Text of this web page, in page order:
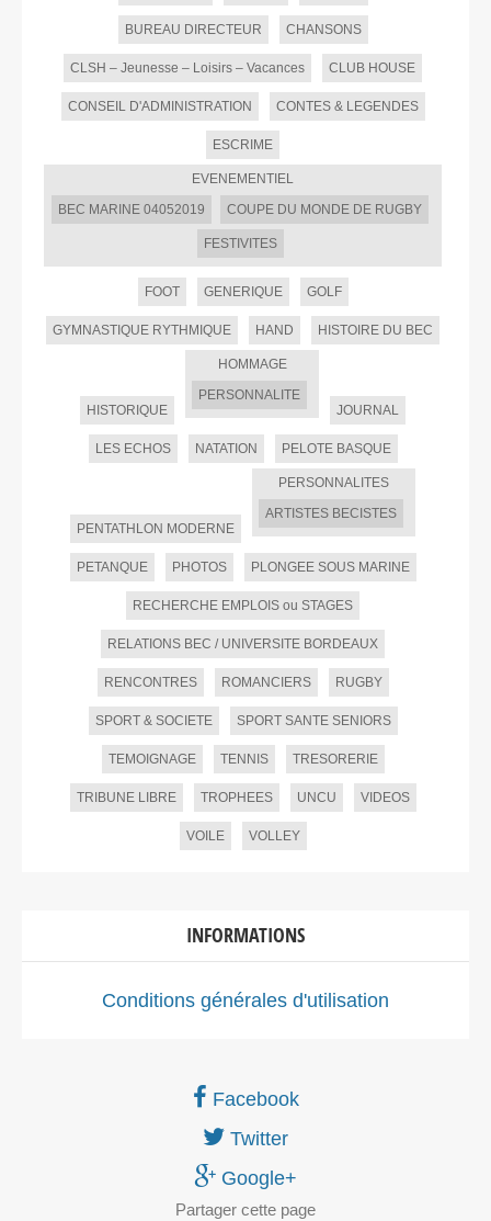
BUREAU DIRECTEUR CHANSONS
CLSH – Jeunesse – Loisirs – Vacances CLUB HOUSE
CONSEIL D'ADMINISTRATION CONTES & LEGENDES
ESCRIME
EVENEMENTIEL
BEC MARINE 04052019
COUPE DU MONDE DE RUGBY
FESTIVITES
FOOT GENERIQUE GOLF
GYMNASTIQUE RYTHMIQUE HAND HISTOIRE DU BEC
HISTORIQUE
HOMMAGE
PERSONNALITE
JOURNAL
LES ECHOS NATATION PELOTE BASQUE
PENTATHLON MODERNE
PERSONNALITES
ARTISTES BECISTES
PETANQUE PHOTOS PLONGEE SOUS MARINE
RECHERCHE EMPLOIS ou STAGES
RELATIONS BEC / UNIVERSITE BORDEAUX
RENCONTRES ROMANCIERS RUGBY
SPORT & SOCIETE SPORT SANTE SENIORS
TEMOIGNAGE TENNIS TRESORERIE
TRIBUNE LIBRE TROPHEES UNCU VIDEOS
VOILE VOLLEY
INFORMATIONS
Conditions générales d'utilisation
Facebook
Twitter
Google+
Partager cette page